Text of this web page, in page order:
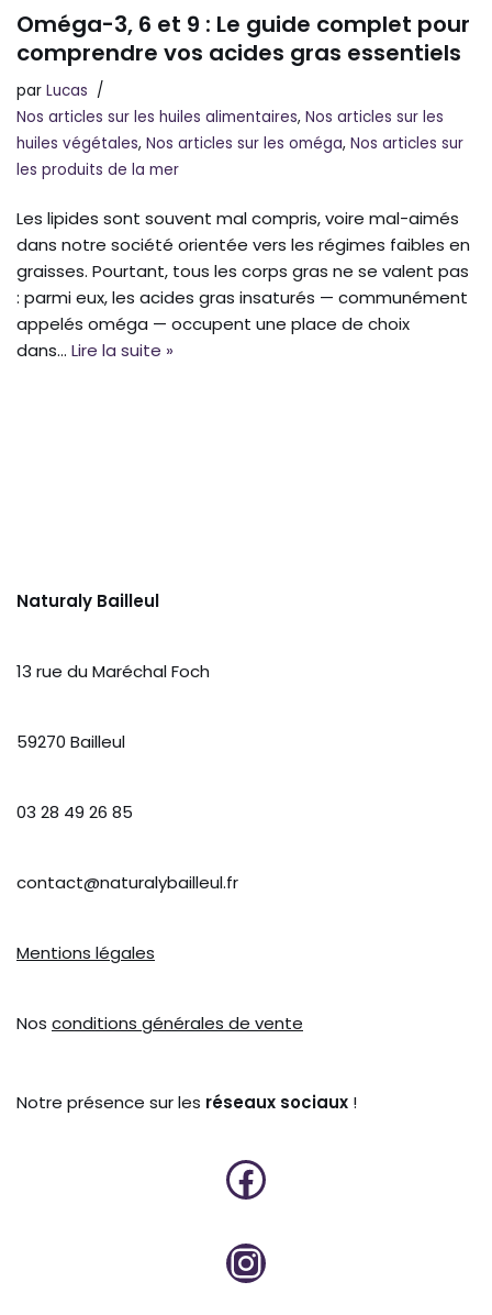
Oméga-3, 6 et 9 : Le guide complet pour
comprendre vos acides gras essentiels
par Lucas
Nos articles sur les huiles alimentaires, Nos articles sur les
huiles végétales, Nos articles sur les oméga, Nos articles sur
les produits de la mer
Les lipides sont souvent mal compris, voire mal-aimés
dans notre société orientée vers les régimes faibles en
graisses. Pourtant, tous les corps gras ne se valent pas
: parmi eux, les acides gras insaturés — communément
appelés oméga — occupent une place de choix
dans… Lire la suite »
Naturaly Bailleul
13 rue du Maréchal Foch
59270 Bailleul
03 28 49 26 85
contact@naturalybailleul.fr
Mentions légales
Nos conditions générales de vente
Notre présence sur les réseaux sociaux !